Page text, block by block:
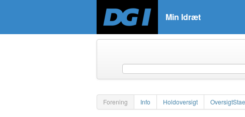
Min Idræt
Forening Info Holdoversigt